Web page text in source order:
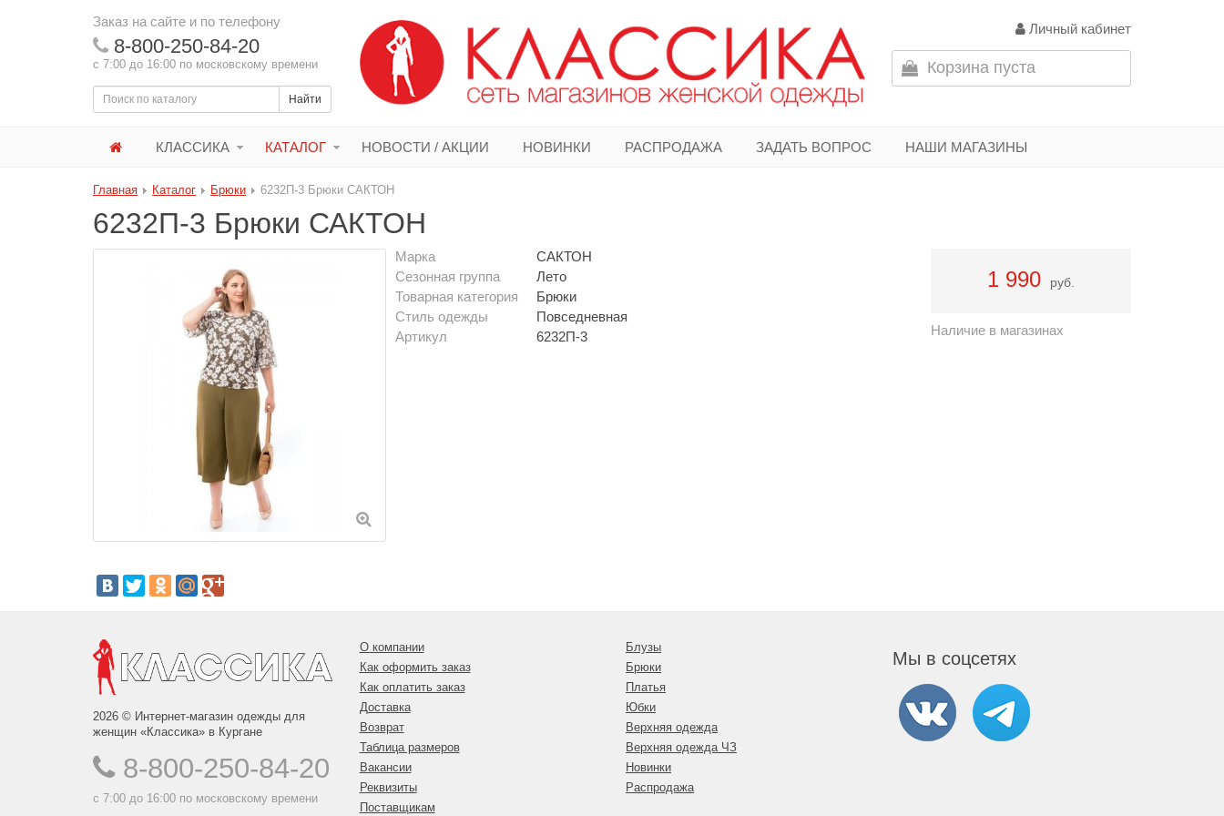
Заказ на сайте и по телефону
8-800-250-84-20
с 7:00 до 16:00 по московскому времени
Найти
Личный кабинет
Корзина пуста
КЛАССИКА КАТАЛОГ НОВОСТИ / АКЦИИ НОВИНКИ РАСПРОДАЖА ЗАДАТЬ ВОПРОС НАШИ МАГАЗИНЫ
Главная Каталог Брюки 6232П-3 Брюки САКТОН
6232П-3 Брюки САКТОН
1 990 руб.
Наличие в магазинах
Марка
САКТОН
Сезонная группа
Лето
Товарная категория
Брюки
Стиль одежды
Повседневная
Артикул
6232П-3
2026 © Интернет-магазин одежды для
женщин «Классика» в Кургане
8-800-250-84-20
с 7:00 до 16:00 по московскому времени
О компании
Как оформить заказ
Как оплатить заказ
Доставка
Возврат
Таблица размеров
Вакансии
Реквизиты
Поставщикам
Блузы
Брюки
Платья
Юбки
Верхняя одежда
Верхняя одежда ЧЗ
Новинки
Распродажа
Мы в соцсетях